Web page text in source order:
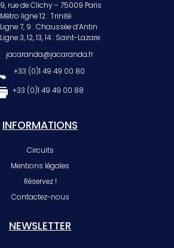
9, rue de Clichy – 75009 Paris
Métro ligne 12 : Trinité
Ligne 7, 9 : Chaussée d’Antin
Ligne 3, 12, 13, 14 : Saint-Lazare
jacaranda@jacaranda.fr
+33 (0)1 49 49 00 80
+33 (0)1 49 49 00 88
INFORMATIONS
Circuits
Mentions légales
Réservez !
Contactez-nous
NEWSLETTER